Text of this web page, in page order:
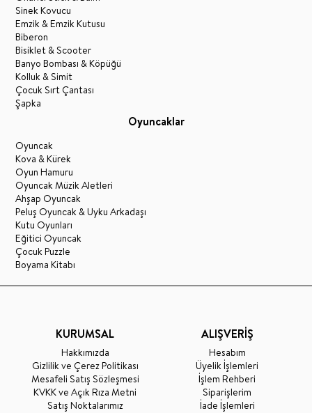
Sinek Kovucu
Emzik & Emzik Kutusu
Biberon
Bisiklet & Scooter
Banyo Bombası & Köpüğü
Kolluk & Simit
Çocuk Sırt Çantası
Şapka
Oyuncaklar
Oyuncak
Kova & Kürek
Oyun Hamuru
Oyuncak Müzik Aletleri
Ahşap Oyuncak
Peluş Oyuncak & Uyku Arkadaşı
Kutu Oyunları
Eğitici Oyuncak
Çocuk Puzzle
Boyama Kitabı
KURUMSAL
Hakkımızda
Gizlilik ve Çerez Politikası
Mesafeli Satış Sözleşmesi
KVKK ve Açık Rıza Metni
Satış Noktalarımız
ALIŞVERİŞ
Hesabım
Üyelik İşlemleri
İşlem Rehberi
Siparişlerim
İade İşlemleri